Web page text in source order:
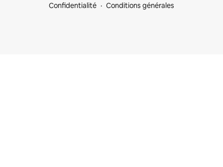
Confidentialité Conditions générales